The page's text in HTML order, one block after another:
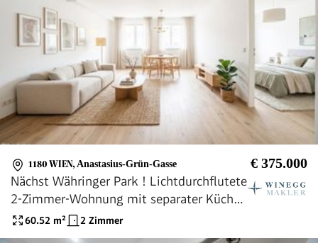
1180 WIEN, Anastasius-Grün-Gasse € 375.000
Nächst Währinger Park ! Lichtdurchflutete
2-Zimmer-Wohnung mit separater Küche
| 4. OG | Viel Helligkeit und Stauraum |
Sofort bezugsbereit
60.52 m² 2 Zimmer